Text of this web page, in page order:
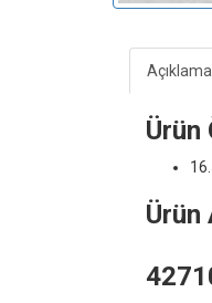
Açıklama
Ürün
Ürün